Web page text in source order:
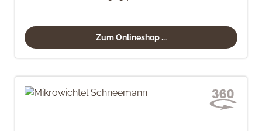
Zum Onlineshop ...